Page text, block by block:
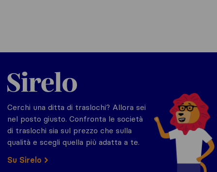
Sirelo.it
Cerchi una ditta di traslochi? Allora sei
nel posto giusto. Confronta le società
di traslochi sia sul prezzo che sulla
qualità e scegli quella più adatta a te.
Su Sirelo